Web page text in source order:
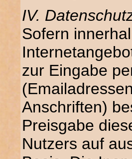
IV.
Sofern
zur Eingabe
Anschriften)
Preisgabe
Nutzers auf